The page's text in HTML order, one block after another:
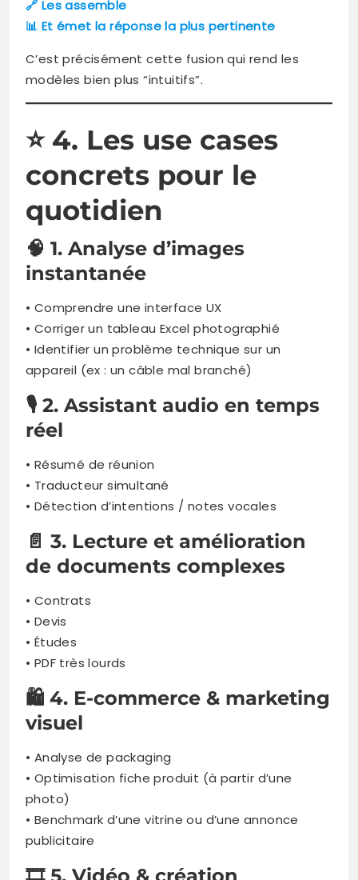
🔗 Les assemble
📊 Et émet la réponse la plus pertinente
C’est précisément cette fusion qui rend les
modèles bien plus “intuitifs”.
⭐ 4. Les use cases
concrets pour le
quotidien
🧠 1. Analyse d’images
instantanée
• Comprendre une interface UX
• Corriger un tableau Excel photographié
• Identifier un problème technique sur un
appareil (ex : un câble mal branché)
🎙️ 2. Assistant audio en temps
réel
• Résumé de réunion
• Traducteur simultané
• Détection d’intentions / notes vocales
📄 3. Lecture et amélioration
de documents complexes
• Contrats
• Devis
• Études
• PDF très lourds
🛍️ 4. E-commerce & marketing
visuel
• Analyse de packaging
• Optimisation fiche produit (à partir d’une
photo)
• Benchmark d’une vitrine ou d’une annonce
publicitaire